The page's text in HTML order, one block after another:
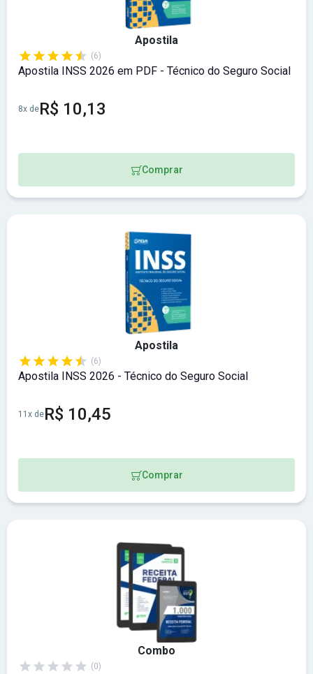
Apostila
(6)
Apostila INSS 2026 em PDF - Técnico do Seguro Social
8x deR$ 10,13
Comprar
Apostila
(6)
Apostila INSS 2026 - Técnico do Seguro Social
11x deR$ 10,45
Comprar
Combo
(0)